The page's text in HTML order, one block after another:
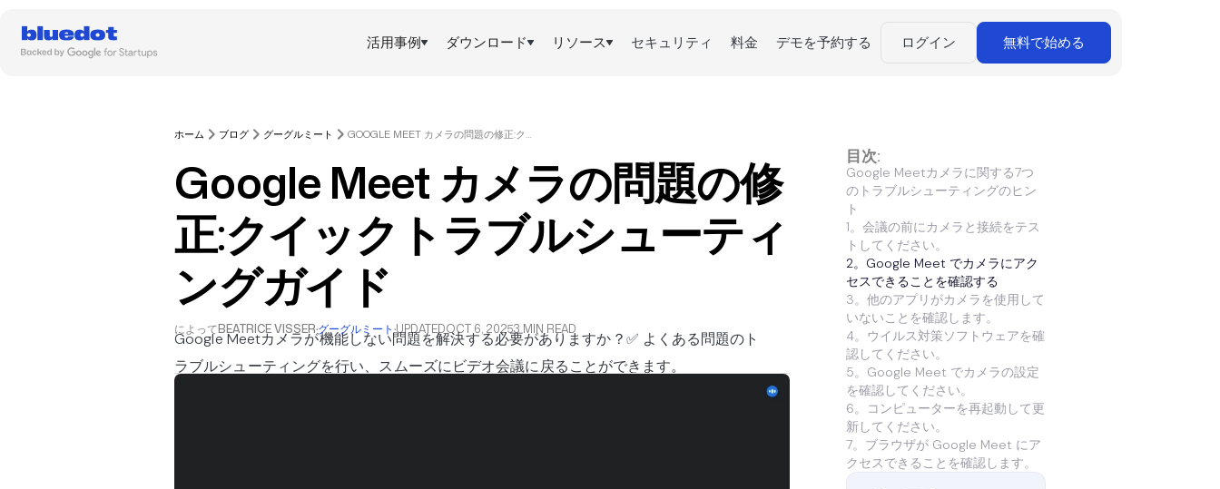
活用事例 ダウンロード リソース セキュリティ 料金 デモを予約する ログイン 無料で始める
ホーム ブログ グーグルミート GOOGLE MEET カメラの問題の修正:クイックトラブルシューティングガイド
Google Meet カメラの問題の修
正:クイックトラブルシューティ
ングガイド
によってBEATRICE VISSER·グーグルミート·UPDATEDOCT 6, 20253 MIN READ
Google Meetカメラが機能しない問題を解決する必要がありますか？✅ よくある問題のト
ラブルシューティングを行い、スムーズにビデオ会議に戻ることができます。
目次:
Google Meetカメラに関する7つ
のトラブルシューティングのヒン
ト
1。会議の前にカメラと接続をテス
トしてください。
2。Google Meet でカメラにアク
セスできることを確認する
3。他のアプリがカメラを使用して
いないことを確認します。
4。ウイルス対策ソフトウェアを確
認してください。
5。Google Meet でカメラの設定
を確認してください。
6。コンピューターを再起動して更
新してください。
7。ブラウザが Google Meet にア
クセスできることを確認します。